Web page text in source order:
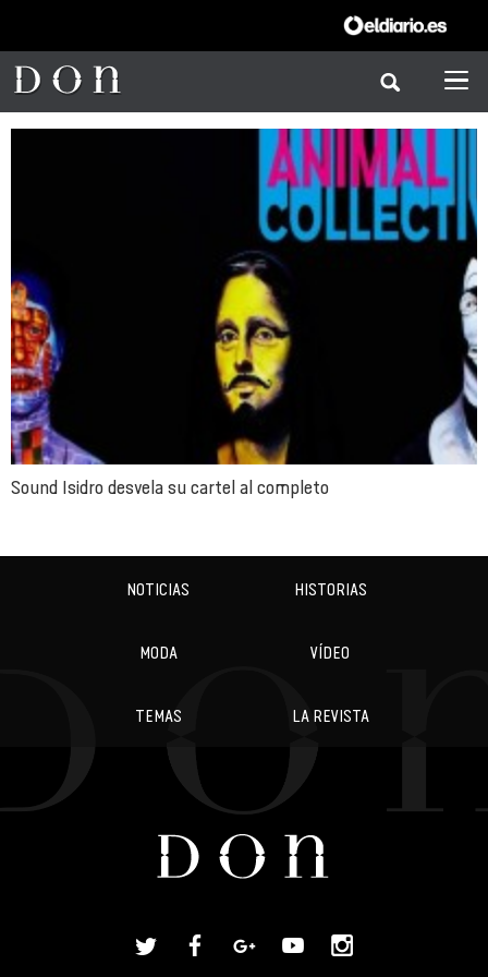
Sound Isidro desvela su cartel al completo
NOTICIAS HISTORIAS
MODA VÍDEO
TEMAS LA REVISTA